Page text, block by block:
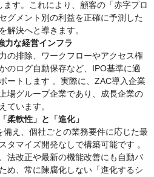
す。これにより、顧客の「赤字プロ
グメント別の利益を正確に予測した
解決へと導きます。
力な経営インフラ
の排除、ワークフローやアクセス権
のログ自動保存など、IPO基準に適
ートします 。実際に、ZAC導入企業
場グループ企業であり、成長企業の
ています。
柔軟性」と「進化」
え、個社ごとの業務要件に応じた最
タマイズ開発なしで構築可能です 。
法改正や最新の機能改善にも自動バ
め、常に陳腐化しない「進化するシ